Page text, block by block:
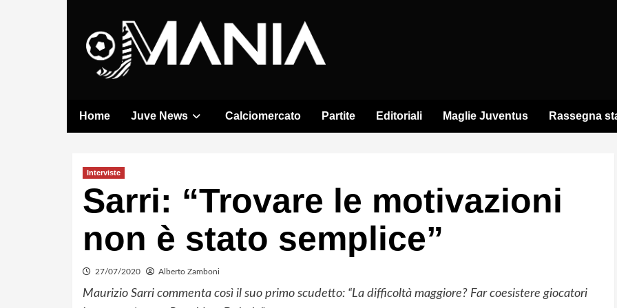
content
Home Juve News Calciomercato Partite Editoriali Maglie Juventus Rassegna
Interviste
Sarri: “Trovare le motivazioni
non è stato semplice”
27/07/2020 Alberto Zamboni
Maurizio Sarri commenta così il suo primo scudetto: “La difficoltà maggiore? Far coesistere giocatori